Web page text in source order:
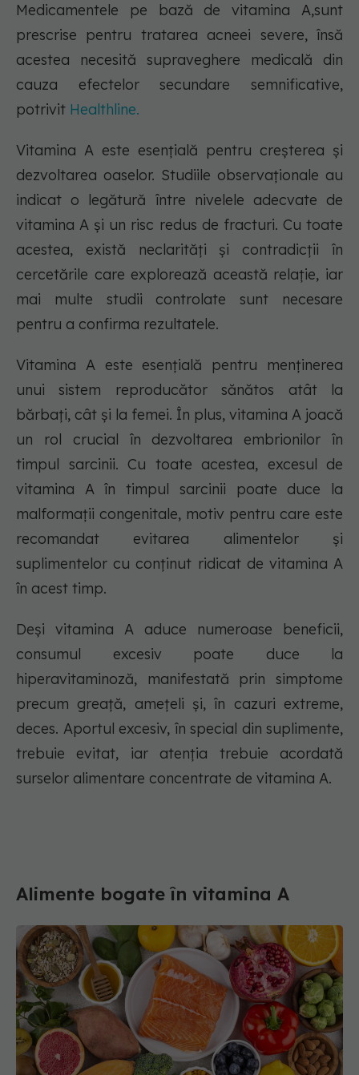
Medicamentele pe bază de vitamina A,sunt
prescrise pentru tratarea acneei severe, însă
acestea necesită supraveghere medicală din
cauza efectelor secundare semnificative,
potrivit Healthline.
Vitamina A este esențială pentru creșterea și
dezvoltarea oaselor. Studiile observaționale au
indicat o legătură între nivelele adecvate de
vitamina A și un risc redus de fracturi. Cu toate
acestea, există neclarități și contradicții în
cercetările care explorează această relație, iar
mai multe studii controlate sunt necesare
pentru a confirma rezultatele.
Vitamina A este esențială pentru menținerea
unui sistem reproducător sănătos atât la
bărbați, cât și la femei. În plus, vitamina A joacă
un rol crucial în dezvoltarea embrionilor în
timpul sarcinii. Cu toate acestea, excesul de
vitamina A în timpul sarcinii poate duce la
malformații congenitale, motiv pentru care este
recomandat evitarea alimentelor și
suplimentelor cu conținut ridicat de vitamina A
în acest timp.
Deși vitamina A aduce numeroase beneficii,
consumul excesiv poate duce la
hiperavitaminoză, manifestată prin simptome
precum greață, amețeli și, în cazuri extreme,
deces. Aportul excesiv, în special din suplimente,
trebuie evitat, iar atenția trebuie acordată
surselor alimentare concentrate de vitamina A.
Alimente bogate în vitamina A